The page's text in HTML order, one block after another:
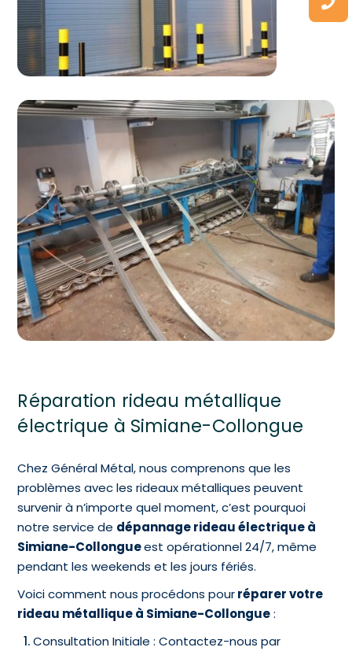
Réparation rideau métallique
électrique à Simiane-Collongue
Chez Général Métal, nous comprenons que les
problèmes avec les rideaux métalliques peuvent
survenir à n’importe quel moment, c’est pourquoi
notre service de dépannage rideau électrique à
Simiane-Collongueest opérationnel 24/7, même
pendant les weekends et les jours fériés.
Voici comment nous procédons pourréparer votre
rideau métallique à Simiane-Collongue:
Consultation Initiale : Contactez-nous par